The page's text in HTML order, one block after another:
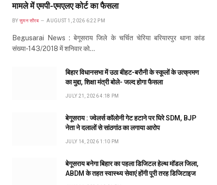
मामले में एमपी-एमएलए कोर्ट का फैसला
BY सुमन सौरब AUGUST 1, 2026 6:22 PM
Begusarai News : बेगूसराय जिले के चर्चित चेरिया बरियारपुर थाना कांड
संख्या-143/2018 में शनिवार को…
बिहार विधानसभा में उठा बीहट-बरौनी के स्कूलों के उत्क्रमण
का मुद्दा, शिक्षा मंत्री बोले- जल्द होगा फैसला
JULY 21, 2026 4:18 PM
बेगूसराय : ज्वेलर्स कॉलोनी गेट हटाने पर घिरे SDM, BJP
नेता ने दलालों से सांठगांठ का लगाया आरोप
JULY 14, 2026 1:10 PM
बेगूसराय बनेगा बिहार का पहला डिजिटल हेल्थ मॉडल जिला,
ABDM के तहत स्वास्थ्य सेवाएं होंगी पूरी तरह डिजिटाइज